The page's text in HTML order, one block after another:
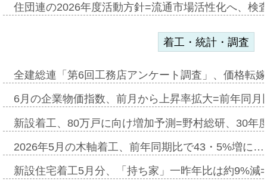
住団連の2026年度活動方針=流通市場活性化へ、検
着工・統計・調査
全建総連「第6回工務店アンケート調査」、価格転
6月の企業物価指数、前月から上昇率拡大=前年同
新設着工、80万戸に向け増加予測=野村総研、30年
2026年5月の木軸着工、前年同期比で43・5%増に…
新設住宅着工5月分、「持ち家」一昨年比は約9%